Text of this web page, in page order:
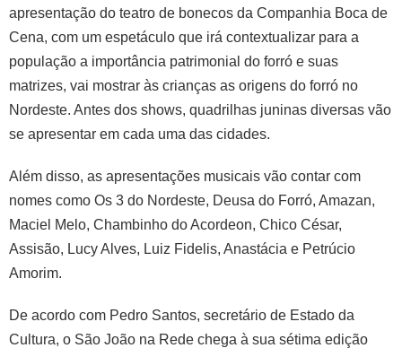
apresentação do teatro de bonecos da Companhia Boca de
Cena, com um espetáculo que irá contextualizar para a
população a importância patrimonial do forró e suas
matrizes, vai mostrar às crianças as origens do forró no
Nordeste. Antes dos shows, quadrilhas juninas diversas vão
se apresentar em cada uma das cidades.
Além disso, as apresentações musicais vão contar com
nomes como Os 3 do Nordeste, Deusa do Forró, Amazan,
Maciel Melo, Chambinho do Acordeon, Chico César,
Assisão, Lucy Alves, Luiz Fidelis, Anastácia e Petrúcio
Amorim.
De acordo com Pedro Santos, secretário de Estado da
Cultura, o São João na Rede chega à sua sétima edição